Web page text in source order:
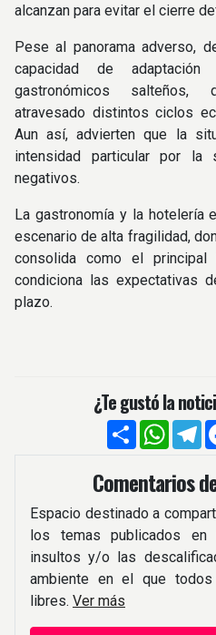
alcanzan para evitar el cierre
Pese al panorama adverso,
capacidad de
gastronómicos salteños,
atravesado distintos ciclos
Aun así, advierten que la
intensidad particular por la
negativos.
La gastronomía y la hotelería
escenario de alta fragilidad,
consolida como el
condiciona las expectativas
plazo.
¿Te gustó la
Compartir
Comentarios
Espacio destinado a
los temas publicados en
insultos y/o las
ambiente en el que
libres. Ver más